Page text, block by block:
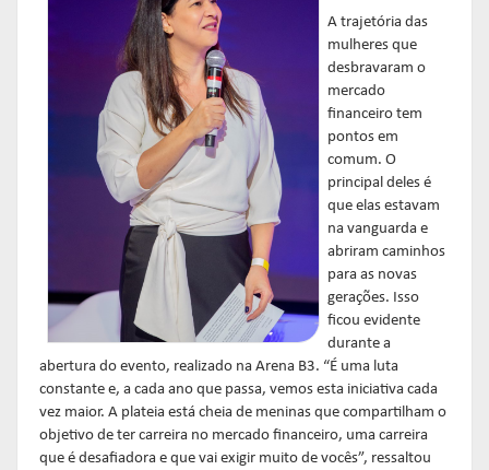
A trajetória das
mulheres que
desbravaram o
mercado
financeiro tem
pontos em
comum. O
principal deles é
que elas estavam
na vanguarda e
abriram caminhos
para as novas
gerações. Isso
ficou evidente
durante a
abertura do evento, realizado na Arena B3. “É uma luta
constante e, a cada ano que passa, vemos esta iniciativa cada
vez maior. A plateia está cheia de meninas que compartilham o
objetivo de ter carreira no mercado financeiro, uma carreira
que é desafiadora e que vai exigir muito de vocês”, ressaltou